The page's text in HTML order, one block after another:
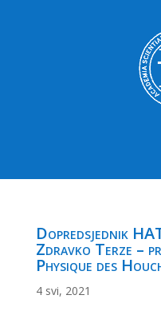
Dopredsjednik
Zdravko Terze –
Physique des
4 svi, 2021